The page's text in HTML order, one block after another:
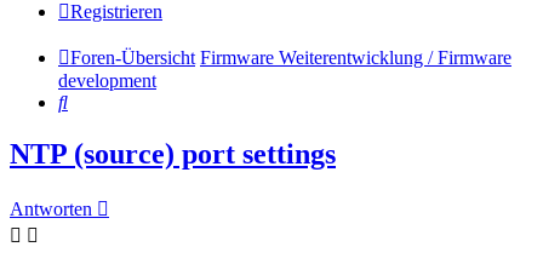
Registrieren
Foren-Übersicht Firmware Weiterentwicklung / Firmware
development
Suche
NTP (source) port settings
Antworten